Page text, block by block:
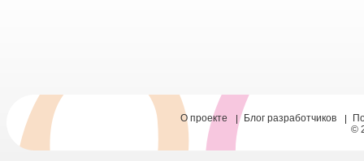
О проекте Блог разработчиков
©